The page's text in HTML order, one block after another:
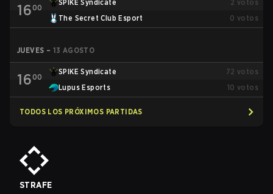
1600
SPIKE Syndicate 2 votos
The Secret Club Esport
0 votos
JUEVES – 13 AGOSTO
1600
SPIKE Syndicate 72 votos
Lupus Esports
10 votos
TODOS LOS PRÓXIMOS PARTIDAS
STRAFE